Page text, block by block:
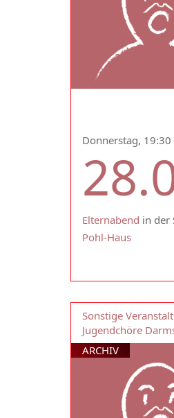
Donnerstag,
Elternabend in der
Pohl-Haus
Sonstige
Jugendchöre
ARCHIV